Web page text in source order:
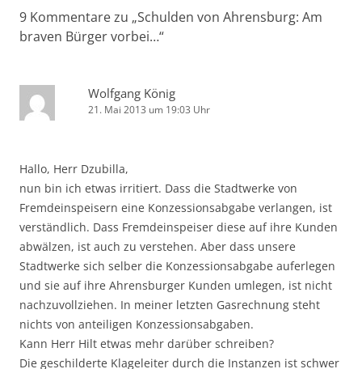
9 Kommentare zu „Schulden von Ahrensburg: Am
braven Bürger vorbei…“
Wolfgang König
21. Mai 2013 um 19:03 Uhr
Hallo, Herr Dzubilla,
nun bin ich etwas irritiert. Dass die Stadtwerke von
Fremdeinspeisern eine Konzessionsabgabe verlangen, ist
verständlich. Dass Fremdeinspeiser diese auf ihre Kunden
abwälzen, ist auch zu verstehen. Aber dass unsere
Stadtwerke sich selber die Konzessionsabgabe auferlegen
und sie auf ihre Ahrensburger Kunden umlegen, ist nicht
nachzuvollziehen. In meiner letzten Gasrechnung steht
nichts von anteiligen Konzessionsabgaben.
Kann Herr Hilt etwas mehr darüber schreiben?
Die geschilderte Klageleiter durch die Instanzen ist schwer